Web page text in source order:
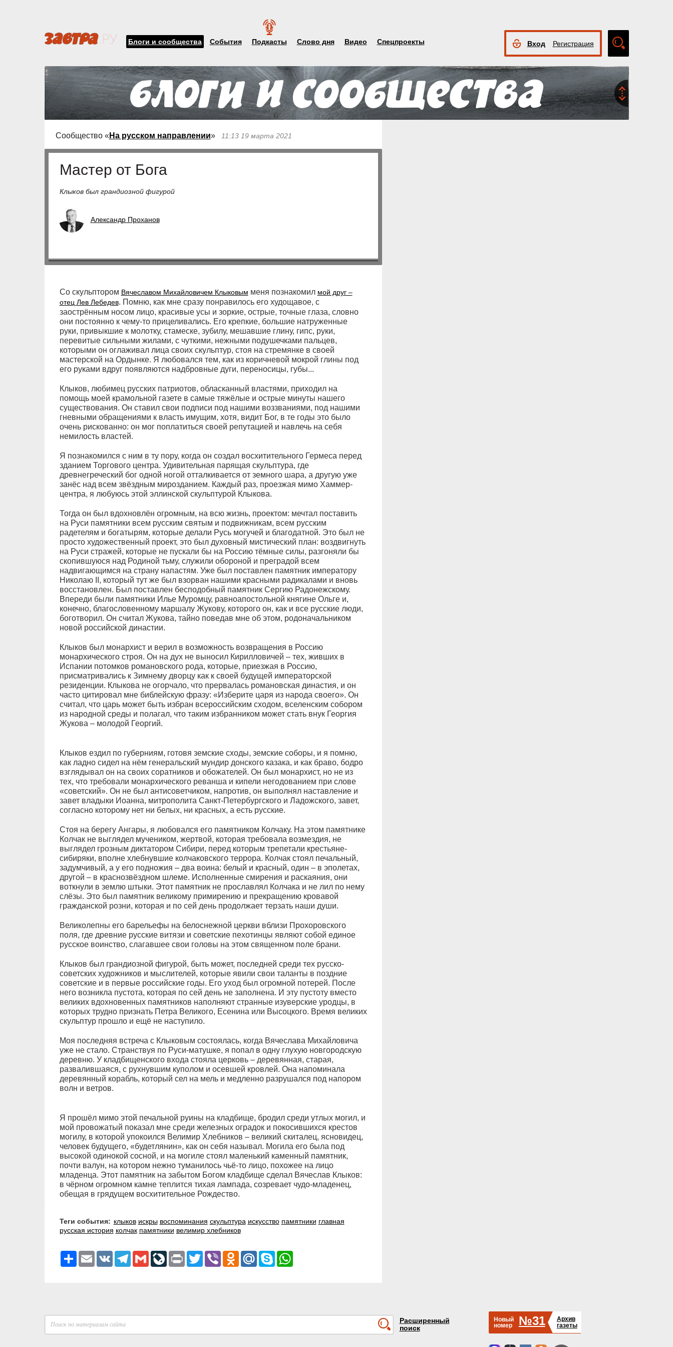
Блоги и сообщества События Подкасты Слово дня Видео Спецпроекты Вход Регистрация
поиск
Сообщество « На русском направлении» 11:13 19 марта 2021
Мастер от Бога
Клыков был грандиозной фигурой
Александр Проханов
Со скульптором Вячеславом Михайловичем Клыковым меня познакомил мой друг –
отец Лев Лебедев. Помню, как мне сразу понравилось его худощавое, с
заострённым носом лицо, красивые усы и зоркие, острые, точные глаза, словно
они постоянно к чему-то прицеливались. Его крепкие, большие натруженные
руки, привыкшие к молотку, стамеске, зубилу, мешавшие глину, гипс, руки,
перевитые сильными жилами, с чуткими, нежными подушечками пальцев,
которыми он оглаживал лица своих скульптур, стоя на стремянке в своей
мастерской на Ордынке. Я любовался тем, как из коричневой мокрой глины под
его руками вдруг появляются надбровные дуги, переносицы, губы...
Клыков, любимец русских патриотов, обласканный властями, приходил на
помощь моей крамольной газете в самые тяжёлые и острые минуты нашего
существования. Он ставил свои подписи под нашими воззваниями, под нашими
гневными обращениями к власть имущим, хотя, видит Бог, в те годы это было
очень рискованно: он мог поплатиться своей репутацией и навлечь на себя
немилость властей.
Я познакомился с ним в ту пору, когда он создал восхитительного Гермеса перед
зданием Торгового центра. Удивительная парящая скульптура, где
древнегреческий бог одной ногой отталкивается от земного шара, а другую уже
занёс над всем звёздным мирозданием. Каждый раз, проезжая мимо Хаммер-
центра, я любуюсь этой эллинской скульптурой Клыкова.
Тогда он был вдохновлён огромным, на всю жизнь, проектом: мечтал поставить
на Руси памятники всем русским святым и подвижникам, всем русским
радетелям и богатырям, которые делали Русь могучей и благодатной. Это был не
просто художественный проект, это был духовный мистический план: воздвигнуть
на Руси стражей, которые не пускали бы на Россию тёмные силы, разгоняли бы
скопившуюся над Родиной тьму, служили обороной и преградой всем
надвигающимся на страну напастям. Уже был поставлен памятник императору
Николаю II, который тут же был взорван нашими красными радикалами и вновь
восстановлен. Был поставлен бесподобный памятник Сергию Радонежскому.
Впереди были памятники Илье Муромцу, равноапостольной княгине Ольге и,
конечно, благословенному маршалу Жукову, которого он, как и все русские люди,
боготворил. Он считал Жукова, тайно поведав мне об этом, родоначальником
новой российской династии.
Клыков был монархист и верил в возможность возвращения в Россию
монархического строя. Он на дух не выносил Кирилловичей – тех, живших в
Испании потомков романовского рода, которые, приезжая в Россию,
присматривались к Зимнему дворцу как к своей будущей императорской
резиденции. Клыкова не огорчало, что прервалась романовская династия, и он
часто цитировал мне библейскую фразу: «Изберите царя из народа своего». Он
считал, что царь может быть избран всероссийским сходом, вселенским собором
из народной среды и полагал, что таким избранником может стать внук Георгия
Жукова – молодой Георгий.
Клыков ездил по губерниям, готовя земские сходы, земские соборы, и я помню,
как ладно сидел на нём генеральский мундир донского казака, и как браво, бодро
взглядывал он на своих соратников и обожателей. Он был монархист, но не из
тех, что требовали монархического реванша и кипели негодованием при слове
«советский». Он не был антисоветчиком, напротив, он выполнял наставление и
завет владыки Иоанна, митрополита Санкт-Петербургского и Ладожского, завет,
согласно которому нет ни белых, ни красных, а есть русские.
Стоя на берегу Ангары, я любовался его памятником Колчаку. На этом памятнике
Колчак не выглядел мучеником, жертвой, которая требовала возмездия, не
выглядел грозным диктатором Сибири, перед которым трепетали крестьяне-
сибиряки, вполне хлебнувшие колчаковского террора. Колчак стоял печальный,
задумчивый, а у его подножия – два воина: белый и красный, один – в эполетах,
другой – в краснозвёздном шлеме. Исполненные смирения и раскаяния, они
воткнули в землю штыки. Этот памятник не прославлял Колчака и не лил по нему
слёзы. Это был памятник великому примирению и прекращению кровавой
гражданской розни, которая и по сей день продолжает терзать наши души.
Великолепны его барельефы на белоснежной церкви вблизи Прохоровского
поля, где древние русские витязи и советские пехотинцы являют собой единое
русское воинство, слагавшее свои головы на этом священном поле брани.
Клыков был грандиозной фигурой, быть может, последней среди тех русско-
советских художников и мыслителей, которые явили свои таланты в поздние
советские и в первые российские годы. Его уход был огромной потерей. После
него возникла пустота, которая по сей день не заполнена. И эту пустоту вместо
великих вдохновенных памятников наполняют странные изуверские уродцы, в
которых трудно признать Петра Великого, Есенина или Высоцкого. Время великих
скульптур прошло и ещё не наступило.
Моя последняя встреча с Клыковым состоялась, когда Вячеслава Михайловича
уже не стало. Странствуя по Руси-матушке, я попал в одну глухую новгородскую
деревню. У кладбищенского входа стояла церковь – деревянная, старая,
развалившаяся, с рухнувшим куполом и осевшей кровлей. Она напоминала
деревянный корабль, который сел на мель и медленно разрушался под напором
волн и ветров.
Я прошёл мимо этой печальной руины на кладбище, бродил среди утлых могил, и
мой провожатый показал мне среди железных оградок и покосившихся крестов
могилу, в которой упокоился Велимир Хлебников – великий скиталец, ясновидец,
человек будущего, «будетлянин», как он себя называл. Могила его была под
высокой одинокой сосной, и на могиле стоял маленький каменный памятник,
почти валун, на котором нежно туманилось чьё-то лицо, похожее на лицо
младенца. Этот памятник на забытом Богом кладбище сделал Вячеслав Клыков:
в чёрном огромном камне теплится тихая лампада, созревает чудо-младенец,
обещая в грядущем восхитительное Рождество.
Теги события: клыков искры воспоминания скульптура искусство памятники главная
русская история колчак памятники велимир хлебников
РесурсEmail VK Telegram
GmailLiveJournal
Print TwitterViber Odnoklassniki
Mail.RuSkypeWhatsApp
Расширенный
поиск
Новый
номер
№31
Архив
газеты